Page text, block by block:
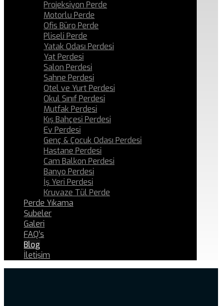
Projeksiyon Perde
Motorlu Perde
Ofis Büro Perde
Pliseli Perde
Yatak Odası Perdesi
Yat Perdesi
Salon Perdesi
Sahne Perdesi
Otel ve Yurt Perdesi
Okul Sınıf Perdesi
Mutfak Perdesi
Kış Bahçesi Perdesi
Ev Perdesi
Genç & Çocuk Odası Perdesi
Hastane Perdesi
Cam Balkon Perdesi
Banyo Perdesi
İş Yeri Perdesi
Kruvaze Tül Perde
Perde Yıkama
Şubeler
Galeri
FAQ’s
Blog
İletişim